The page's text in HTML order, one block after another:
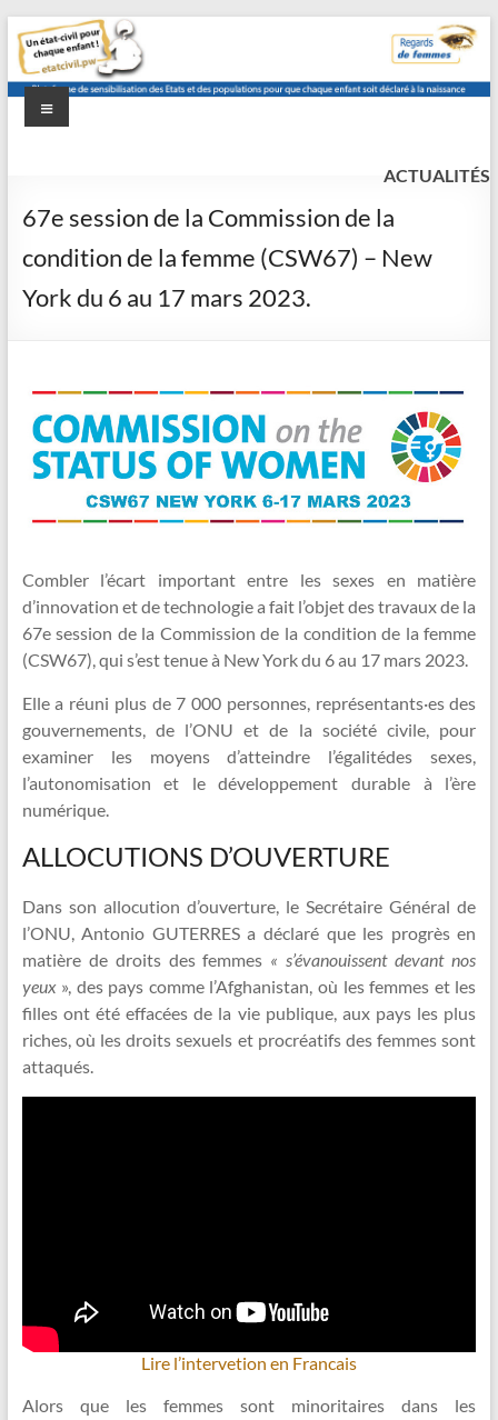
Aller
au
contenu
pour
chaque
Menu
ACTUALITÉS
67e session de la Commission de la
condition de la femme (CSW67) – New
York du 6 au 17 mars 2023.
Combler l’écart important entre les sexes en matière
d’innovation et de technologie a fait l’objet des travaux de la
67e session de la Commission de la condition de la femme
(CSW67), qui s’est tenue à New York du 6 au 17 mars 2023.
Elle a réuni plus de 7 000 personnes, représentants·es des
gouvernements, de l’ONU et de la société civile, pour
examiner les moyens d’atteindre l’égalitédes sexes,
l’autonomisation et le développement durable à l’ère
numérique.
ALLOCUTIONS D’OUVERTURE
Dans son allocution d’ouverture, le Secrétaire Général de
l’ONU, Antonio GUTERRES a déclaré que les progrès en
matière de droits des femmes « s’évanouissent devant nos
yeux», des pays comme l’Afghanistan, où les femmes et les
filles ont été effacées de la vie publique, aux pays les plus
riches, où les droits sexuels et procréatifs des femmes sont
attaqués.
Lire l’intervetion en Francais
Alors que les femmes sont minoritaires dans les